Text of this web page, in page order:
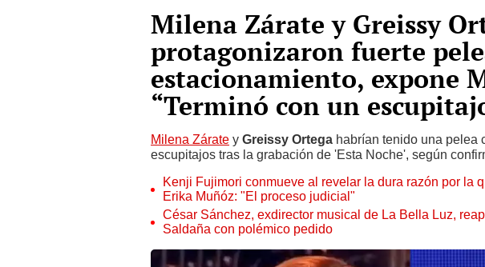
Milena Zárate y Greissy
protagonizaron fuerte
estacionamiento, expone
“Terminó con un
Milena Zárate y Greissy Ortega habrían tenido una pelea
escupitajos tras la grabación de 'Esta Noche', según
Kenji Fujimori conmueve al revelar la dura razón por la
Erika Muñóz: "El proceso judicial"
César Sánchez, exdirector musical de La Bella Luz,
Saldaña con polémico pedido